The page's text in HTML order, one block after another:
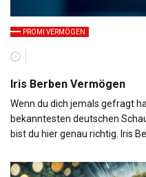
PROMI VERMÖGEN
Iris Berben Vermögen
Wenn du dich jemals gefragt
bekanntesten deutschen
bist du hier genau richtig. Iris